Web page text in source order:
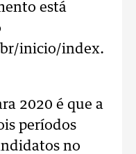
está
inicio/index.
2020 é que a
períodos
no